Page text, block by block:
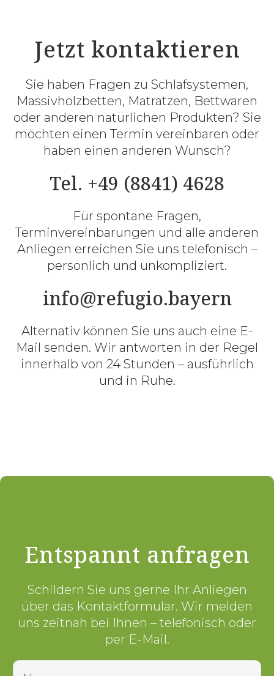
Jetzt kontaktieren
Sie haben Fragen zu Schlafsystemen,
Massivholzbetten, Matratzen, Bettwaren
oder anderen natürlichen Produkten? Sie
möchten einen Termin vereinbaren oder
haben einen anderen Wunsch?
Tel. +49 (8841) 4628
Für spontane Fragen,
Terminvereinbarungen und alle anderen
Anliegen erreichen Sie uns telefonisch –
persönlich und unkompliziert.
info@refugio.bayern
Alternativ können Sie uns auch eine E-
Mail senden. Wir antworten in der Regel
innerhalb von 24 Stunden – ausführlich
und in Ruhe.
Entspannt anfragen
Schildern Sie uns gerne Ihr Anliegen
über das Kontaktformular. Wir melden
uns zeitnah bei Ihnen – telefonisch oder
per E-Mail.